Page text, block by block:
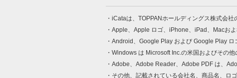
iCataは、TOPPANホールディングス株式会社
Apple、Apple ロゴ、iPhone、iPad、Macお
Android、Google Play および Google Play ロ
Windows は Microsoft Inc.の米国およびその他
Adobe、Adobe Reader、Adobe PDF は、
その他、記載されている会社名、商品名、ロ